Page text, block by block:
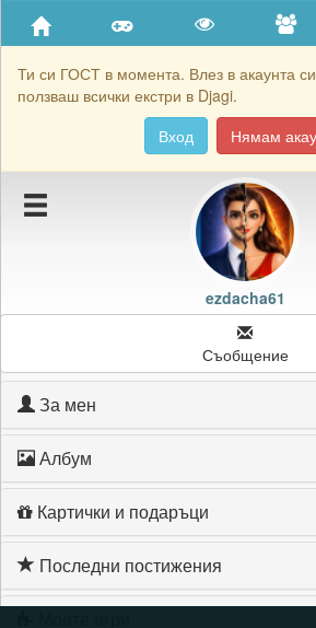
Ти си ГОСТ в момента. Влез в акаунта
ползваш всички екстри в Djagi.
Вход
Нямам
Приятели
Хронология на игри
Подаръците на ezdacha61
Картичките на ezdacha61
ezdacha61
Съобщение
За мен
Албум
Картички и подаръци
Последни постижения